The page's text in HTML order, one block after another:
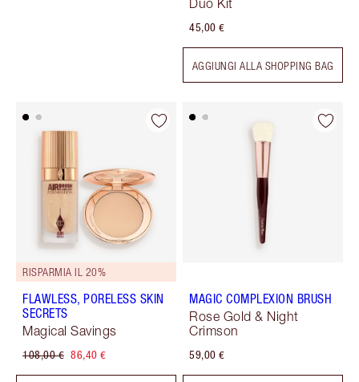
Duo Kit
45,00 €
AGGIUNGI ALLA SHOPPING BAG
RISPARMIA IL 20%
FLAWLESS, PORELESS SKIN
SECRETS
Magical Savings
108,00 € 86,40 €
MAGIC COMPLEXION BRUSH
Rose Gold & Night
Crimson
59,00 €